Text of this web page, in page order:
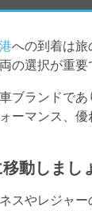
への到着は旅
選択が重要
ブランドで
ーマンス、
動しまし
やレジャ